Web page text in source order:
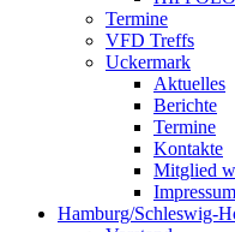
Termine
VFD Treffs
Uckermark
Aktuelles
Berichte
Termine
Kontakte
Mitglied
Impressum
Hamburg/Schleswig-